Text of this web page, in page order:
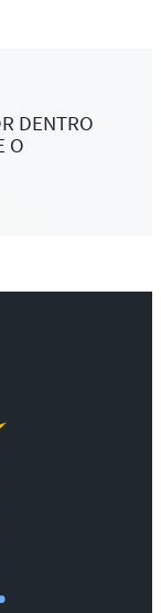
DENTRO
O